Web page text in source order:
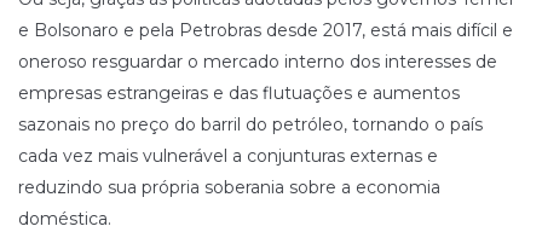
e Bolsonaro e pela Petrobras desde 2017, está mais difícil e
oneroso resguardar o mercado interno dos interesses de
empresas estrangeiras e das flutuações e aumentos
sazonais no preço do barril do petróleo, tornando o país
cada vez mais vulnerável a conjunturas externas e
reduzindo sua própria soberania sobre a economia
doméstica.